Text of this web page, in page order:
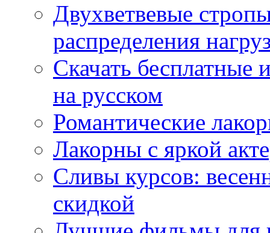
Двухветвевые
распределения
Скачать
на русском
Романтические
Лакорны с яркой
Сливы курсов:
скидкой